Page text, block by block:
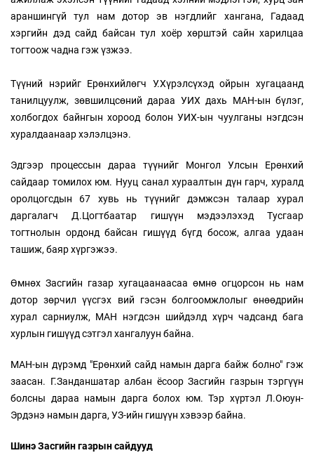
араншингүй тул нам дотор эв нэгдлийг хангана, Гадаад
хэргийн дэд сайд байсан тул хоёр хөрштэй сайн харилцаа
тогтоож чадна гэж үзжээ.
Түүний нэрийг Ерөнхийлөгч У.Хүрэлсүхэд ойрын хугацаанд
танилцуулж, зөвшилцсөний дараа УИХ дахь МАН-ын бүлэг,
холбогдох байнгын хороод болон УИХ-ын чуулганы нэгдсэн
хуралдаанаар хэлэлцэнэ.
Эдгээр процессын дараа түүнийг Монгол Улсын Ерөнхий
сайдаар томилох юм. Нууц санал хураалтын дүн гарч, хуралд
оролцогсдын 67 хувь нь түүнийг дэмжсэн талаар хурал
даргалагч Д.Цогтбаатар гишүүн мэдээлэхэд Тусгаар
тогтнолын ордонд байсан гишүүд бүгд босож, алгаа удаан
ташиж, баяр хүргэжээ.
Өмнөх Засгийн газар хугацаанаасаа өмнө огцорсон нь нам
дотор зөрчил үүсгэх вий гэсэн болгоомжлолыг өнөөдрийн
хурал сарниулж, МАН нэгдсэн шийдэлд хүрч чадсанд бага
хурлын гишүүд сэтгэл хангалуун байна.
МАН-ын дүрэмд "Ерөнхий сайд намын дарга байж болно" гэж
заасан. Г.Занданшатар албан ёсоор Засгийн газрын тэргүүн
болсны дараа намын дарга болох юм. Тэр хүртэл Л.Оюун-
Эрдэнэ намын дарга, УЗ-ийн гишүүн хэвээр байна.
Шинэ Засгийн газрын сайдууд